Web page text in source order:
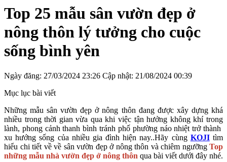
Top 25 mẫu sân vườn đẹp ở
nông thôn lý tưởng cho cuộc
sống bình yên
Ngày đăng: 27/03/2024 23:26 Cập nhật: 21/08/2024 00:39
Mục lục bài viết
Những mẫu sân vườn đẹp ở nông thôn đang được xây dựng khá
nhiều trong thời gian vừa qua khi việc tận hưởng không khí trong
lành, phong cảnh thanh bình tránh phố phường náo nhiệt trở thành
xu hướng sống của nhiều gia đình hiện nay..Hãy cùng KOJI tìm
hiểu chi tiết về về sân vườn đẹp ở nông thôn và chiêm ngưỡngTop
những mẫu nhà vườn đẹp ở nông thôn qua bài viết dưới đây nhé.